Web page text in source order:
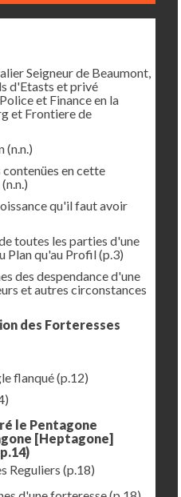
Seigneur de Beaumont,
d'Etasts et privé
et Finance en la
et Frontiere de
(n.n.)
en cette
(n.n.)
qu'il faut avoir
toutes les parties d'une
Plan qu'au Profil(p.3)
des despendance d'une
et autres circonstances
des Forteresses
flanqué(p.12)
le Pentagone
[Heptagone]
Reguliers (p.18)